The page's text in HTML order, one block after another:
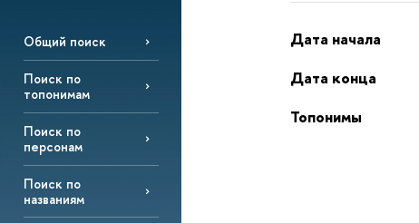
Общий поиск
Поиск по
топонимам
Поиск по
персонам
Поиск по
названиям
Дата начала
Дата конца
Топонимы